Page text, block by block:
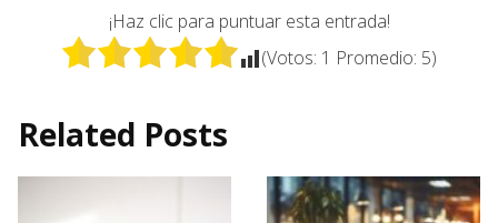
¡Haz clic para puntuar esta entrada!
(Votos: 1 Promedio: 5)
Related Posts